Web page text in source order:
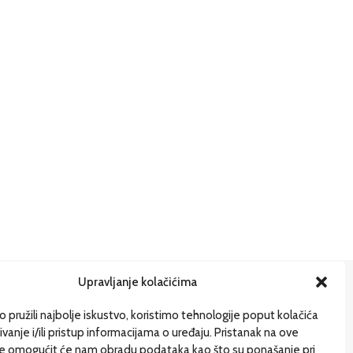
Upravljanje kolačićima
pružili najbolje iskustvo, koristimo tehnologije poput kolačića
i/ili pristup informacijama o uređaju. Pristanak na ove
omogućit će nam obradu podataka kao što su ponašanje pri
pišu